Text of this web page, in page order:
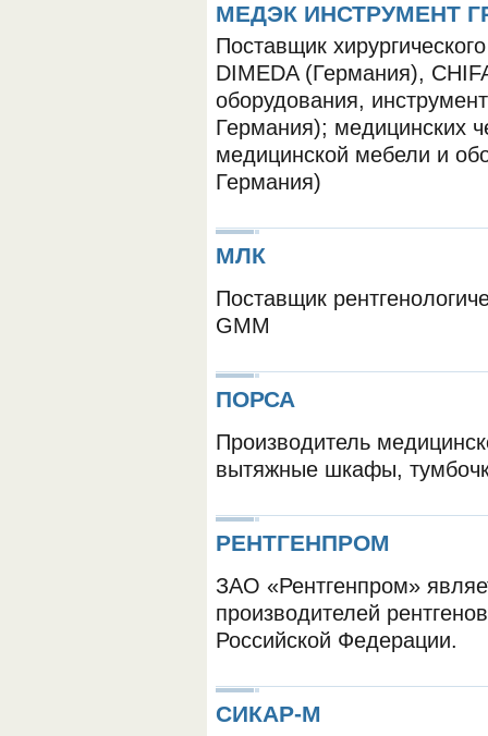
ОБОРУДОВАНИЯ МЕДКОМ
МЕДЭК ИНСТРУМЕНТ
Поставщик
DIMEDA (Германия),
оборудования,
Германия); медицинских
медицинской мебели и
Германия)
МЛК
Поставщик
GMM
ПОРСА
Производитель
вытяжные шкафы,
РЕНТГЕНПРОМ
ЗАО «Рентгенпром»
производителей
Российской Федерации.
СИКАР-М